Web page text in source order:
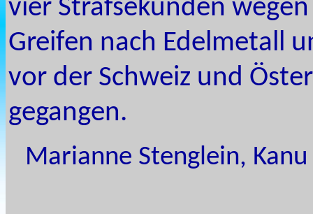
vier Strafsekunden
Greifen nach Edelmetall
vor der Schweiz und
gegangen.
Marianne Stenglein,